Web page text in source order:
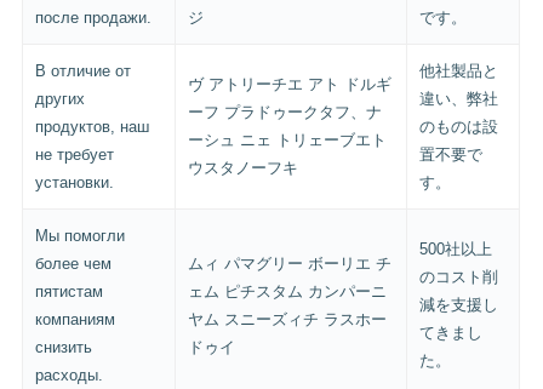
после продажи.
ジ
です。
В отличие от
других
продуктов, наш
не требует
установки.
ヴ アトリーチエ アト ドルギ
ーフ プラドゥークタフ、ナ
ーシュ ニェ トリェーブエト
ウスタノーフキ
他社製品と
違い、弊社
のものは設
置不要で
す。
Мы помогли
более чем
пятистам
компаниям
снизить
расходы.
ムィ パマグリー ボーリエ チ
ェム ピチスタム カンパーニ
ヤム スニーズィチ ラスホー
ドゥイ
500社以上
のコスト削
減を支援し
てきまし
た。